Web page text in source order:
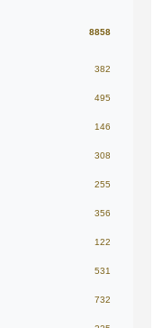
8858
382
495
146
308
255
356
122
531
732